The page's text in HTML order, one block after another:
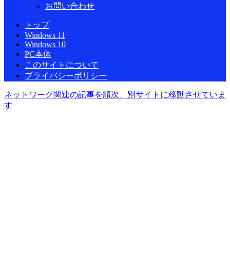
お問い合わせ
トップ
Windows 11
Windows 10
PC本体
このサイトについて
プライバシーポリシー
ネットワーク関連の記事を順次、別サイトに移動させていま
す